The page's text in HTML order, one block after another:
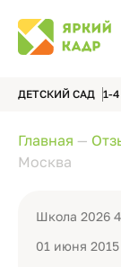
ДЕТСКИЙ САД 1-
Главная —
Москва
Школа 2026
01 июня 2015